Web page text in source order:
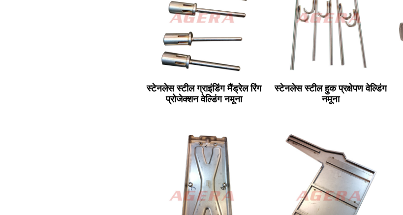
स्टेनलेस स्टील ग्राइंडिंग मैंड्रेल रिंग
प्रोजेक्शन वेल्डिंग नमूना
स्टेनलेस स्टील हुक प्रक्षेपण वेल्डिंग
नमूना